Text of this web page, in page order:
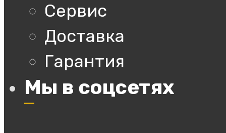
Сервис
Доставка
Гарантия
Мы в соцсетях